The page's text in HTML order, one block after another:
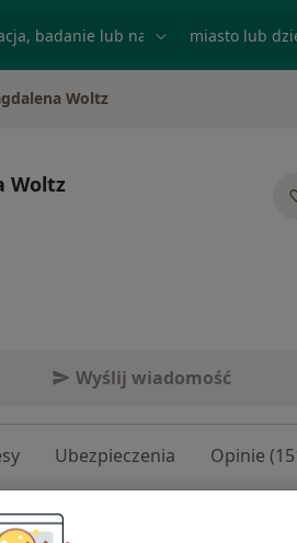
Woltz
Woltz
Wyślij wiadomość
Ubezpieczenia Opinie